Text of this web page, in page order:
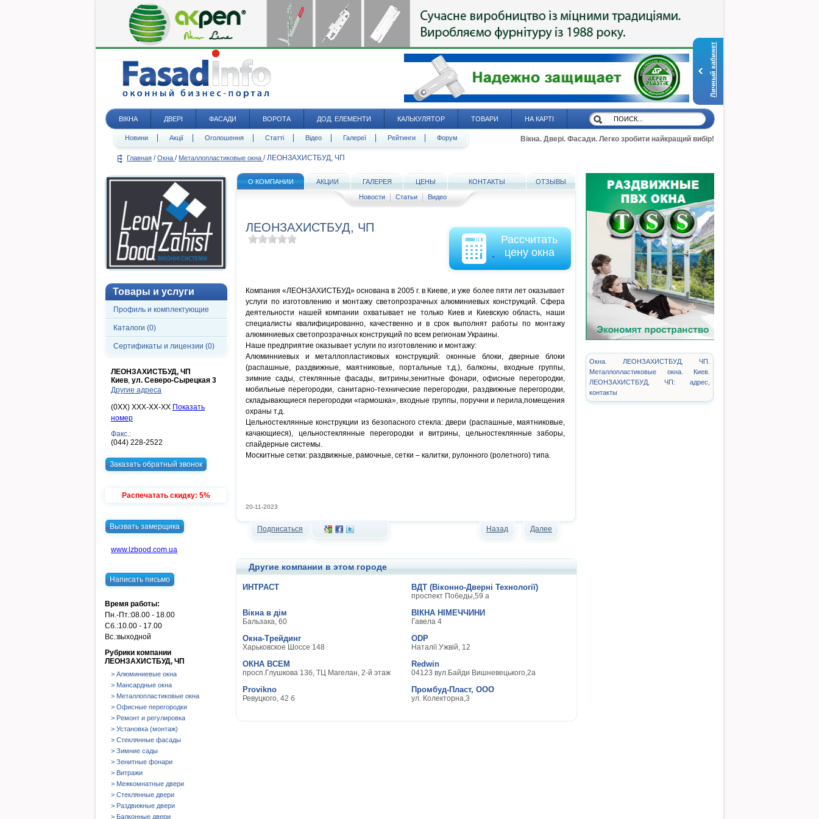
Личный кабинет
ВІКНА ДВЕРІ ФАСАДИ ВОРОТА ДОД. ЕЛЕМЕНТИ КАЛЬКУЛЯТОР ТОВАРИ НА КАРТІ
Новини Акції Оголошення Статті Відео Галереї Рейтинги Форум Вікна. Двері. Фасади. Легко зробити найкращий вибір!
Главная / Окна / Металлопластиковые окна / ЛЕОНЗАХИСТБУД, ЧП
Товары и услуги
Профиль и комплектующие
Каталоги (0)
Сертификаты и лицензии (0)
ЛЕОНЗАХИСТБУД, ЧП
Киев, ул. Северо-Сырецкая 3
Другие адреса
(0XX) XXX-XX-XX Показать
номер
Факс.:
(044) 228-2522
Заказать обратный звонок
Распечатать скидку: 5%
Вызвать замерщика
www.lzbood.com.ua
Написать письмо
Время работы:
Пн.-Пт.:08.00 - 18.00
Сб.:10.00 - 17.00
Вс.:выходной
Рубрики компании
ЛЕОНЗАХИСТБУД, ЧП
> Алюминиевые окна
> Мансардные окна
> Металлопластиковые окна
> Офисные перегородки
> Ремонт и регулировка
> Установка (монтаж)
> Стеклянные фасады
> Зимние сады
> Зенитные фонари
> Витражи
> Межкомнатные двери
> Стеклянные двери
> Раздвижные двери
> Балконные двери
О КОМПАНИИ АКЦИИ ГАЛЕРЕЯ ЦЕНЫ КОНТАКТЫ ОТЗЫВЫ
Новости Статьи Видео
ЛЕОНЗАХИСТБУД, ЧП
Рассчитать
цену окна
Компания «ЛЕОНЗАХИСТБУД» основана в 2005 г. в Киеве, и уже более пяти лет оказывает
услуги по изготовлению и монтажу светопрозрачных алюминиевых конструкций. Сфера
деятельности нашей компании охватывает не только Киев и Киевскую область, наши
специалисты квалифицированно, качественно и в срок выполнят работы по монтажу
алюминиевых светопрозрачных конструкций по всем регионам Украины.
Наше предприятие оказывает услуги по изготовлению и монтажу:
Алюминниевых и металлопластиковых конструкций: оконные блоки, дверные блоки
(распашные, раздвижные, маятниковые, портальные т.д.), балконы, входные группы,
зимние сады, стеклянные фасады, витрины,зенитные фонари, офисные перегородки,
мобильные перегородки, санитарно-технические перегородки, раздвижные перегородки,
складывающиеся перегородки «гармошка», входные группы, поручни и перила,помещения
охраны т.д.
Цельностеклянные конструкции из безопасного стекла: двери (распашные, маятниковые,
качающиеся), цельностеклянные перегородки и витрины, цельностеклянные заборы,
спайдерные системы.
Москитные сетки: раздвижные, рамочные, сетки – калитки, рулонного (ролетного) типа.
20-11-2023
Подписаться Назад Далее
Другие компании в этом городе
ИНТРАСТ ВДТ (Віконно-Дверні Технології)
проспект Победы,59 а
Вікна в дім
Бальзака, 60
ВІКНА НІМЕЧЧИНИ
Гавела 4
Окна-Трейдинг
Харьковское Шоссе 148
ODP
Наталії Ужвій, 12
ОКНА ВСЕМ
просп.Глушкова 13б, ТЦ Магелан, 2-й этаж
Redwin
04123 вул.Байди Вишневецького,2а
Provikno
Ревуцкого, 42 б
Промбуд-Пласт, ООО
ул. Колекторна,3
Окна. ЛЕОНЗАХИСТБУД, ЧП.
Металлопластиковые окна. Киев.
ЛЕОНЗАХИСТБУД, ЧП: адрес,
контакты